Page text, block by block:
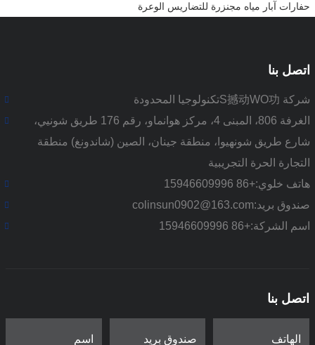
حفارات آبار مياه مجنزرة للتضاريس الوعرة
اتصل بنا
شركة S撼动WO功تكنولوجيا المحدودة
الغرفة 806، المبنى 4، مركز هوانماو، رقم 176 طريق شونيي،
شارع طريق شونهيوا، منطقة جينان، الصين (شاندونغ) منطقة
التجارة الحرة التجريبية
هاتف خلوي:+86 15946609996
صندوق بريد:colinsun0902@163.com
اسم الشركة:+86 15946609996
اتصل بنا